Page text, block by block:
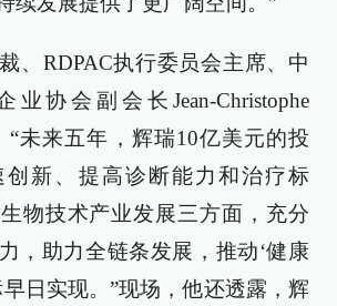
、RDPAC执行委员会主席、中
业协会副会长Jean-Christophe
“未来五年，辉瑞10亿美元的投
创新、提高诊断能力和治疗标
物技术产业发展三方面，充分
，助力全链条发展，推动‘健康
早日实现。”现场，他还透露，辉